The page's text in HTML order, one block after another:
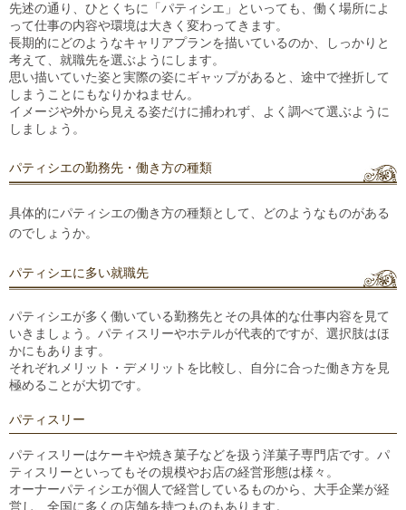
先述の通り 、ひとくちに「パティシエ」といっても、働く場所によ
って仕事の内容や環境は大きく変わってきます。
長期的にどのようなキャリアプランを描いているのか、しっかりと
考えて、就職先を選ぶようにします。
思い描いていた姿と実際の姿にギャップがあると、途中で挫折して
しまうことにもなりかねません。
イメージや外から見える姿だけに捕われず、よく調べて選ぶように
しましょう。
パティシエの勤務先・働き方の種類
具体的にパティシエの働き方の種類として、どのようなものがある
のでしょうか。
パティシエに多い就職先
パティシエが多く働いている勤務先とその具体的な仕事内容を見て
いきましょう。パティスリーやホテルが代表的ですが、選択肢はほ
かにもあります。
それぞれメリット・デメリットを比較し、自分に合った働き方を見
極めることが大切です。
パティスリー
パティスリーはケーキや焼き菓子などを扱う洋菓子専門店です。パ
ティスリーといってもその規模やお店の経営形態は様々。
オーナーパティシエが個人で経営しているものから、大手企業が経
営し、全国に多くの店舗を持つものもあります。